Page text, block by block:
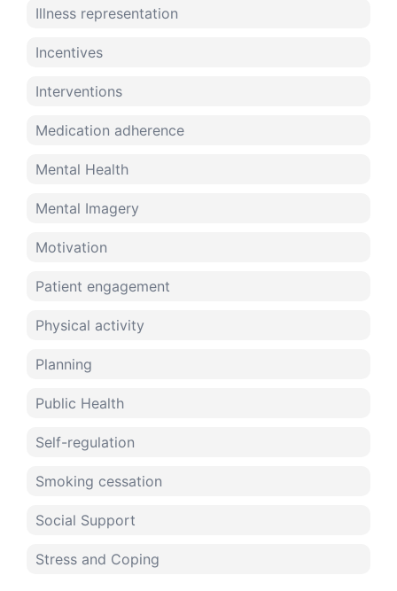
Illness representation
Incentives
Interventions
Medication adherence
Mental Health
Mental Imagery
Motivation
Patient engagement
Physical activity
Planning
Public Health
Self-regulation
Smoking cessation
Social Support
Stress and Coping